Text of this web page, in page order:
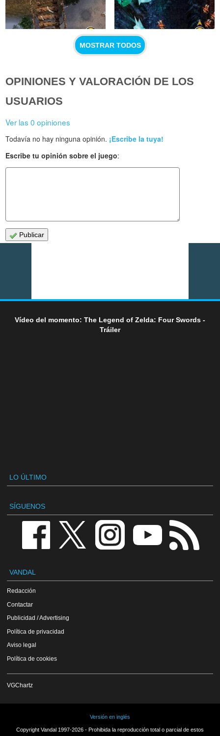
MOSTRAR TODOS
OPINIONES Y VALORACIÓN DE LOS
USUARIOS
Ver las 0 opiniones
Todavía no hay ninguna opinión. ¡Escribe la tuya!
Escribe tu opinión sobre el juego:
Publicar
Vídeo del momento: The Legend of Zelda: Four Swords -
Tráiler
LO ÚLTIMO
SÍGUENOS
VANDAL
Redacción
Contactar
Publicidad / Advertising
Política de privacidad
Aviso legal
Política de cookies
VGChartz
Versión en inglés
Copyright Vandal 1997-2026 - Prohibida la reproducción total o parcial de estos